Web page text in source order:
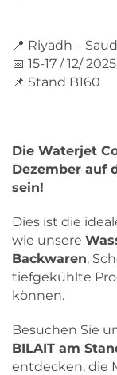
📍 Riyadh –
📅 15-17 / 12/ 2025
📌 Stand B160
Die Waterjet
Dezember auf
sein!
Dies ist die
wie unsere
Backwaren,
tiefgekühlte
können.
Besuchen Sie
BILAIT am
entdecken, die